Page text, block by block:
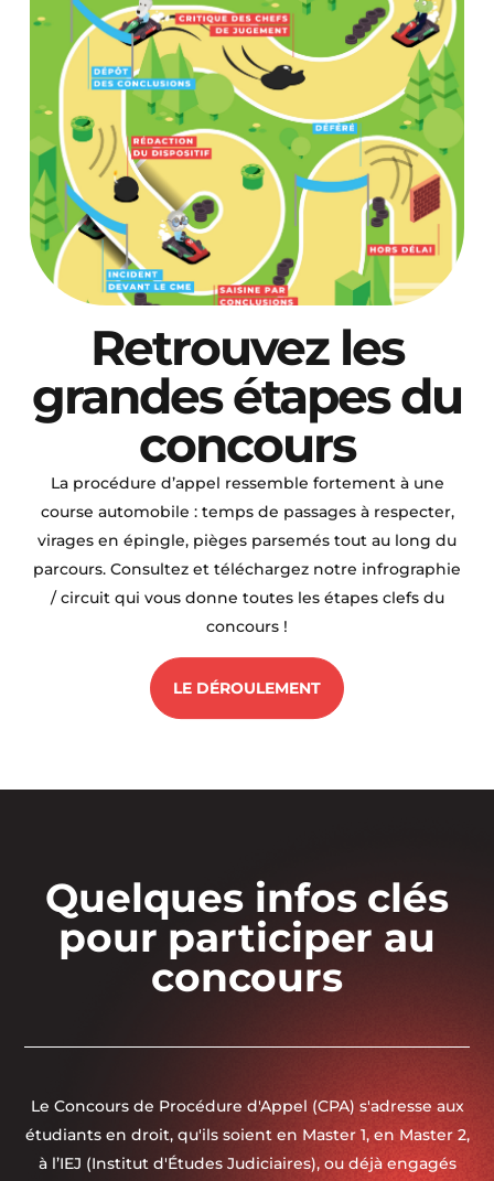
Retrouvez les
grandes étapes du
concours
La procédure d’appel ressemble fortement à une
course automobile : temps de passages à respecter,
virages en épingle, pièges parsemés tout au long du
parcours. Consultez et téléchargez notre infrographie
/ circuit qui vous donne toutes les étapes clefs du
concours !
LE DÉROULEMENT
Quelques infos clés
pour participer au
concours
Le Concours de Procédure d'Appel (CPA) s'adresse aux
étudiants en droit, qu'ils soient en Master 1, en Master 2,
à l’IEJ (Institut d'Études Judiciaires), ou déjà engagés